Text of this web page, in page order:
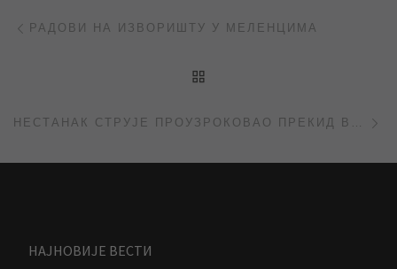
Post navigation
РАДОВИ НА ИЗВОРИШТУ У МЕЛЕНЦИМА
НЕСТАНАК СТРУЈЕ ПРОУЗРОКОВАО ПРЕКИД ВОДОСНАБДЕВАЊА
НАЈНОВИЈЕ ВЕСТИ